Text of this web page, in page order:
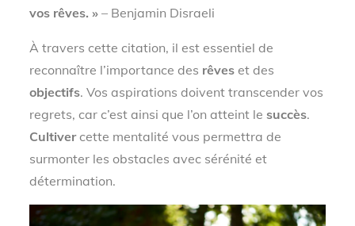
vos rêves. » – Benjamin Disraeli
À travers cette citation, il est essentiel de
reconnaître l’importance des rêves et des
objectifs. Vos aspirations doivent transcender vos
regrets, car c’est ainsi que l’on atteint lesuccès.
Cultivercette mentalité vous permettra de
surmonter les obstacles avec sérénité et
détermination.